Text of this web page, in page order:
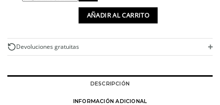
redondo
con
flores
AÑADIR AL CARRITO
Devoluciones gratuitas +
DESCRIPCIÓN
INFORMACIÓN ADICIONAL